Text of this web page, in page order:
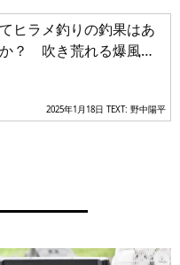
ヒラメ釣りの釣果はあ
？ 吹き荒れる爆風を
2025年1月18日 TEXT: 野中陽平